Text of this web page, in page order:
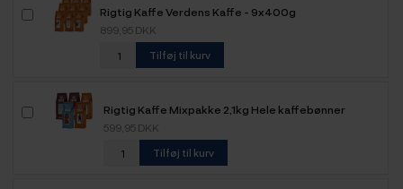
Rigtig Kaffe Verdens Kaffe - 9x400g
899,95 DKK
Tilføj til kurv
Rigtig Kaffe Mixpakke 2,1kg Hele kaffebønner
599,95 DKK
Tilføj til kurv